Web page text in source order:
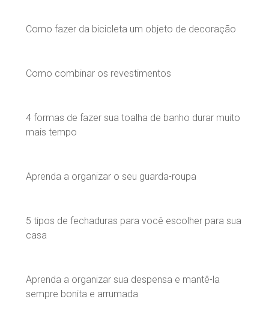
Como fazer da bicicleta um objeto de decoração
Como combinar os revestimentos
4 formas de fazer sua toalha de banho durar muito
mais tempo
Aprenda a organizar o seu guarda-roupa
5 tipos de fechaduras para você escolher para sua
casa
Aprenda a organizar sua despensa e mantê-la
sempre bonita e arrumada